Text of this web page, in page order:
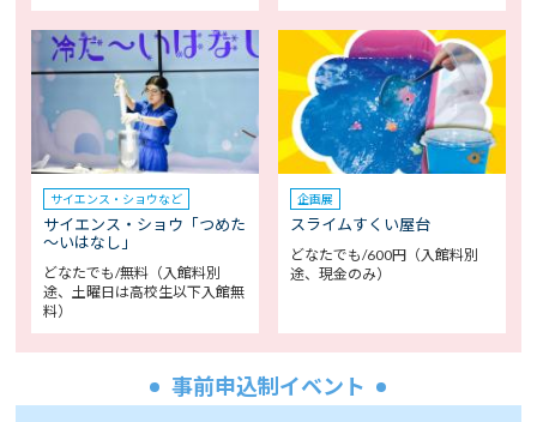
サイエンス・ショウなど
サイエンス・ショウ「つめた
～いはなし」
どなたでも/無料（入館料別
途、土曜日は高校生以下入館無
料）
企画展
スライムすくい屋台
どなたでも/600円（入館料別
途、現金のみ）
事前申込制イベント